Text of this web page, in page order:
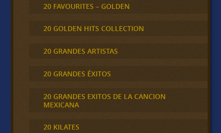
20 FAVOURITES – GOLDEN
20 GOLDEN HITS COLLECTION
20 GRANDES ARTISTAS
20 GRANDES ÉXITOS
20 GRANDES EXITOS DE LA CANCION
MEXICANA
20 KILATES